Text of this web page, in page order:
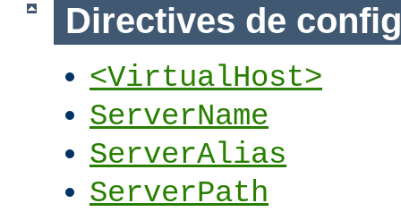
Directives de
<VirtualHost>
ServerName
ServerAlias
ServerPath